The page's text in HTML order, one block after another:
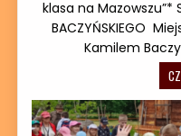
klasa na Mazowszu”*
BACZYŃSKIEGO
Kamilem